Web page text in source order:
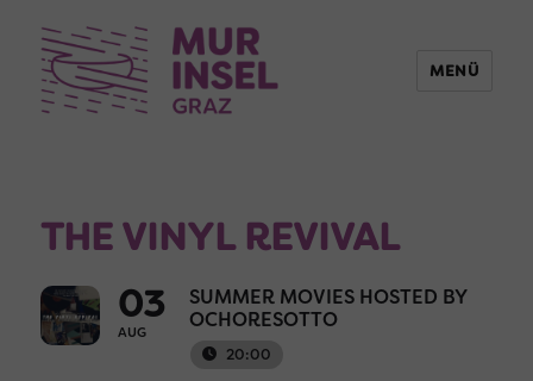
MENÜ
THE VINYL REVIVAL
03
AUG
SUMMER MOVIES HOSTED BY
OCHORESOTTO
20:00